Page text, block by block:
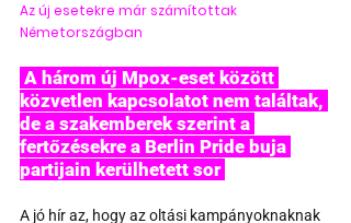
Az új esetekre már számítottak
Németországban
közvetlen kapcsolatot nem találtak,
de a szakemberek szerint a
fertőzésekre a Berlin Pride buja
partijain kerülhetett sor
A jó hír az, hogy az oltási kampányoknaknak